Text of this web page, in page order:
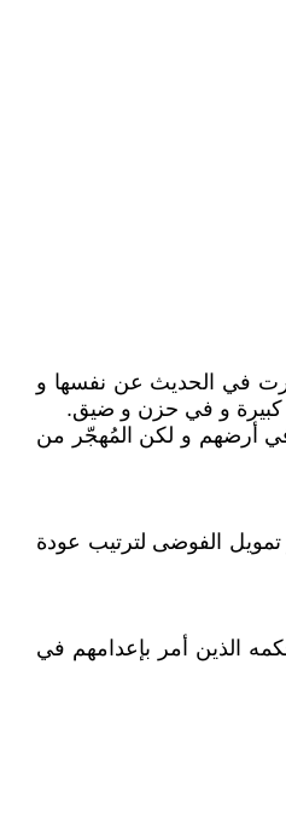
في الحديث عن نفسها و
كبيرة و في حزن و ضيق.
في أرضهم و لكن المُهجّر من
تمويل الفوضى لترتيب عودة
الذين أمر بإعدامهم في